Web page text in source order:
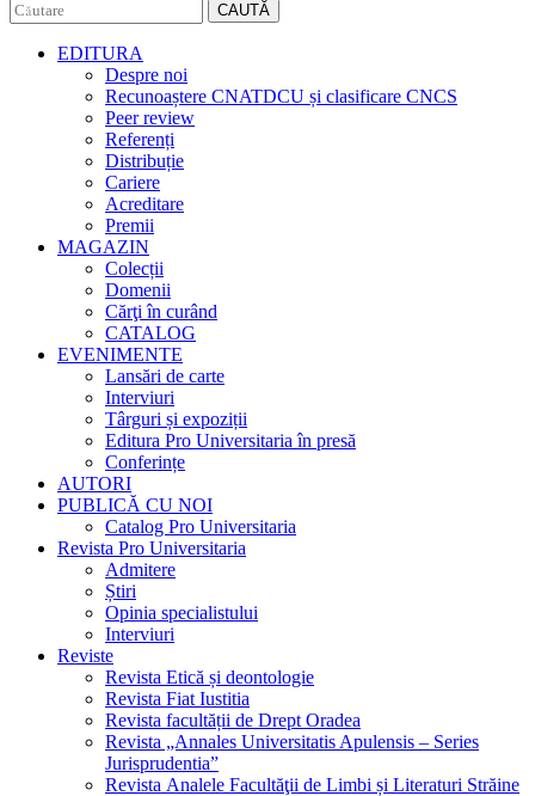
CAUTĂ
EDITURA
Despre noi
Recunoaștere CNATDCU și clasificare CNCS
Peer review
Referenți
Distribuție
Cariere
Acreditare
Premii
MAGAZIN
Colecții
Domenii
Cărţi în curând
CATALOG
EVENIMENTE
Lansări de carte
Interviuri
Târguri și expoziții
Editura Pro Universitaria în presă
Conferințe
AUTORI
PUBLICĂ CU NOI
Catalog Pro Universitaria
Revista Pro Universitaria
Admitere
Știri
Opinia specialistului
Interviuri
Reviste
Revista Etică și deontologie
Revista Fiat Iustitia
Revista facultății de Drept Oradea
Revista „Annales Universitatis Apulensis – Series
Jurisprudentia”
Revista Analele Facultăţii de Limbi și Literaturi Străine